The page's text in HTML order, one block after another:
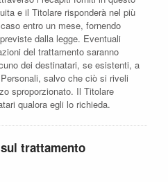
e il Titolare risponderà nel più
entro un mese, fornendo
dalla legge. Eventuali
del trattamento saranno
dei destinatari, se esistenti, a
salvo che ciò si riveli
sproporzionato. Il Titolare
qualora egli lo richieda.
trattamento